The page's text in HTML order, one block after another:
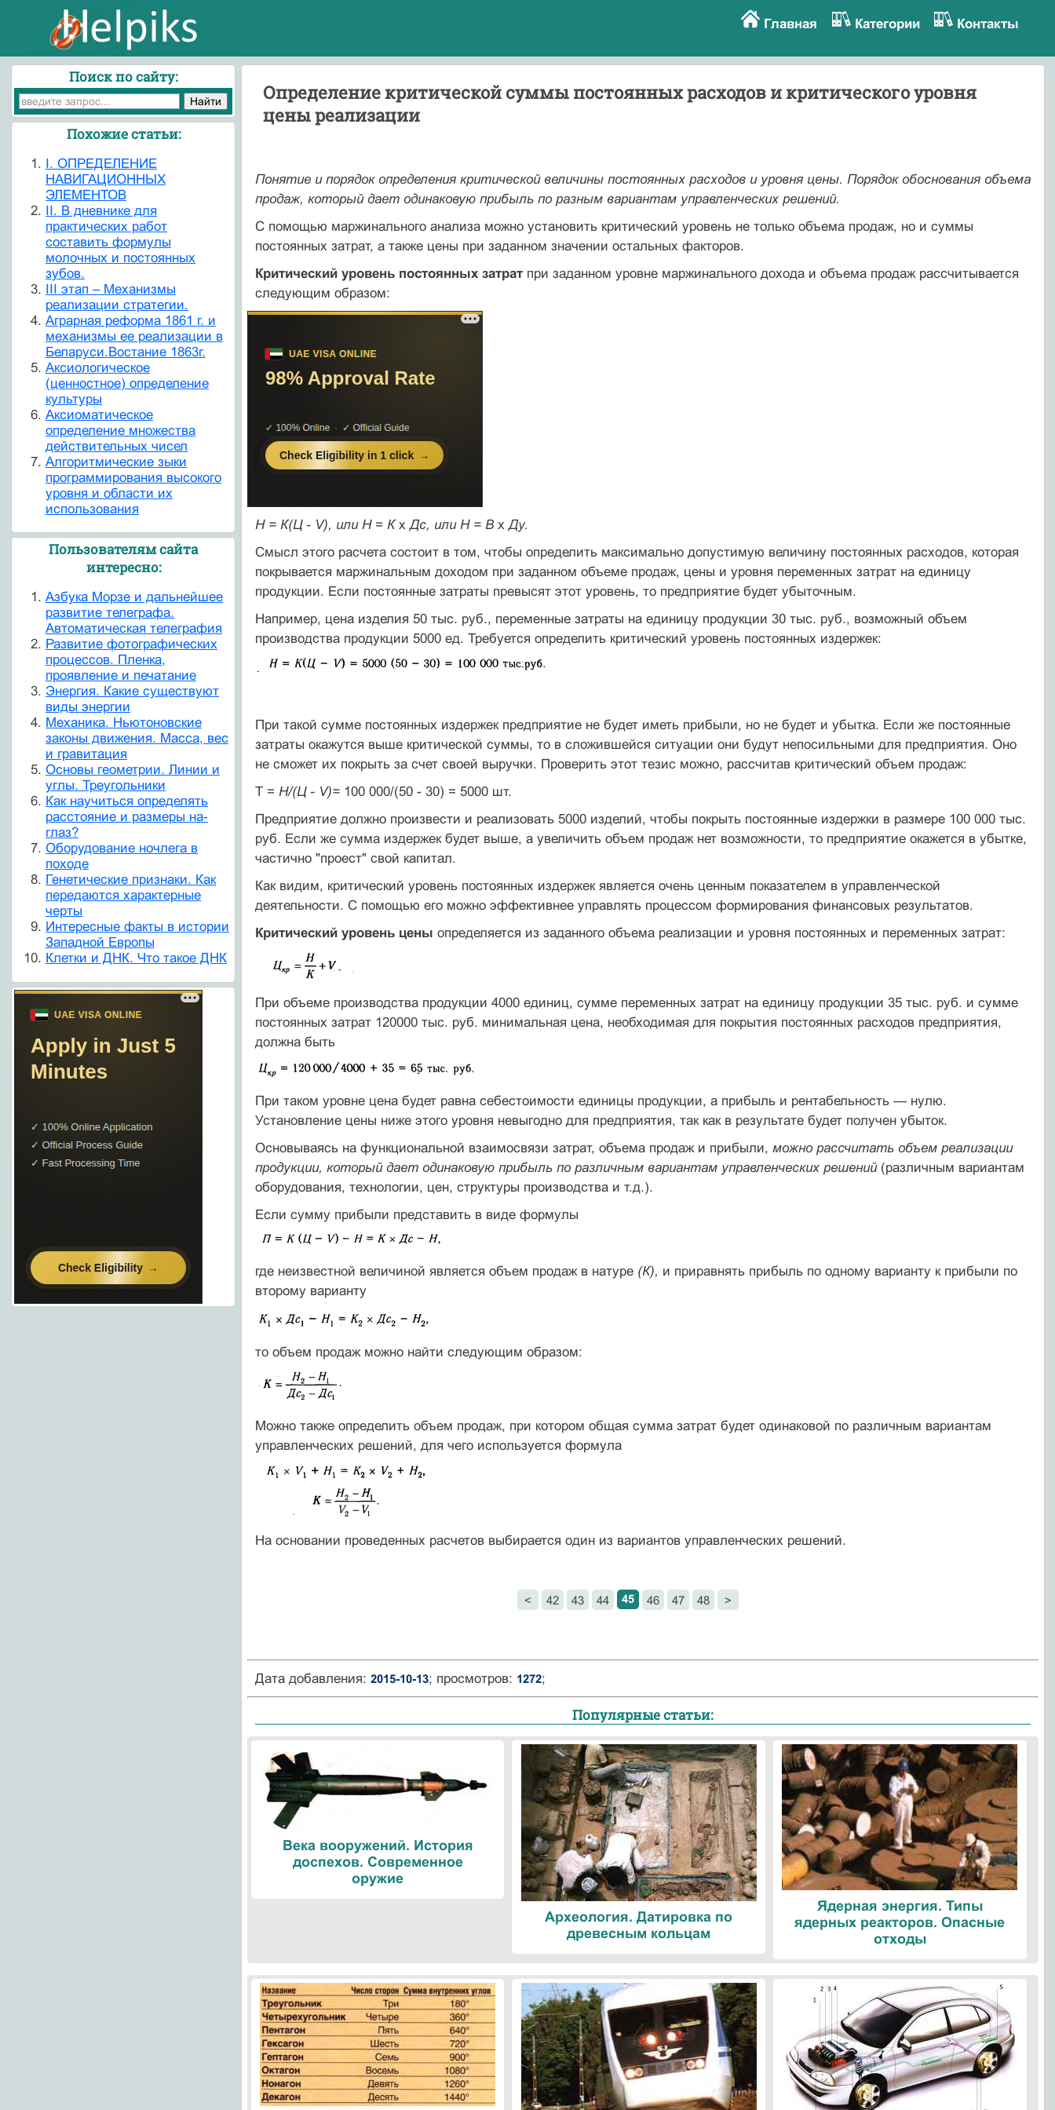
Главная Категории Контакты
Определение критической суммы постоянных расходов и критического уровня
цены реализации
Понятие и порядок определения критической величины постоянных расходов и уровня цены. Порядок обоснования объема
продаж, который дает одинаковую прибыль по разным вариантам управленческих решений.
С помощью маржинального анализа можно установить критический уровень не только объема продаж, но и суммы
постоянных затрат, а также цены при заданном значении остальных факторов.
Критический уровень постоянных затратпри заданном уровне маржинального дохода и объема продаж рассчитывается
следующим образом:
Н = К(Ц - V), или Н= Кх Дс, или Н = В хДу.
Смысл этого расчета состоит в том, чтобы определить максимально допустимую величину постоянных расходов, которая
покрывается маржинальным доходом при заданном объеме продаж, цены и уровня переменных затрат на единицу
продукции. Если постоянные затраты превысят этот уровень, то предприятие будет убыточным.
Например, цена изделия 50 тыс. руб., переменные затраты на единицу продукции 30 тыс. руб., возможный объем
производства продукции 5000 ед. Требуется определить критический уровень постоянных издержек:
При такой сумме постоянных издержек предприятие не будет иметь прибыли, но не будет и убытка. Если же постоянные
затраты окажутся выше критической суммы, то в сложившейся ситуации они будут непосильными для предприятия. Оно
не сможет их покрыть за счет своей выручки. Проверить этот тезис можно, рассчитав критический объем продаж:
Т = Н/(Ц - V)=100 000/(50 - 30) = 5000 шт.
Предприятие должно произвести и реализовать 5000 изделий, чтобы покрыть постоянные издержки в размере 100 000 тыс.
руб. Если же сумма издержек будет выше, а увеличить объем продаж нет возможности, то предприятие окажется в убытке,
частично "проест" свой капитал.
Как видим, критический уровень постоянных издержек является очень ценным показателем в управленческой
деятельности. С помощью его можно эффективнее управлять процессом формирования финансовых результатов.
Критический уровень цены определяется из заданного объема реализации и уровня постоянных и переменных затрат:
При объеме производства продукции 4000 единиц, сумме переменных затрат на единицу продукции 35 тыс. руб. и сумме
постоянных затрат 120000 тыс. руб. минимальная цена, необходимая для покрытия постоянных расходов предприятия,
должна быть
При таком уровне цена будет равна себестоимости единицы продукции, а прибыль и рентабельность — нулю.
Установление цены ниже этого уровня невыгодно для предприятия, так как в результате будет получен убыток.
Основываясь на функциональной взаимосвязи затрат, объема продаж и прибыли, можно рассчитать объем реализации
продукции, который дает одинаковую прибыль по различным вариантам управленческих решений(различным вариантам
оборудования, технологии, цен, структуры производства и т.д.).
Если сумму прибыли представить в виде формулы
где неизвестной величиной является объем продаж в натуре (К), и приравнять прибыль по одному варианту к прибыли по
второму варианту
то объем продаж можно найти следующим образом:
Можно также определить объем продаж, при котором общая сумма затрат будет одинаковой по различным вариантам
управленческих решений, для чего используется формула
На основании проведенных расчетов выбирается один из вариантов управленческих решений.
< 42 43 44 45 46 47 48 >
Дата добавления: 2015-10-13; просмотров: 1272;
Популярные статьи:
Века вооружений. История
доспехов. Современное
оружие
Археология. Датировка по
древесным кольцам
Ядерная энергия. Типы
ядерных реакторов. Опасные
отходы
Поиск по сайту:
Похожие статьи:
I. ОПРЕДЕЛЕНИЕ
НАВИГАЦИОННЫХ
ЭЛЕМЕНТОВ
II. В дневнике для
практических работ
составить формулы
молочных и постоянных
зубов.
III этап – Механизмы
реализации стратегии.
Аграрная реформа 1861 г. и
механизмы ее реализации в
Беларуси.Востание 1863г.
Аксиологическое
(ценностное) определение
культуры
Аксиоматическое
определение множества
действительных чисел
Алгоритмические зыки
программирования высокого
уровня и области их
использования
Пользователям сайта
интересно:
Азбука Морзе и дальнейшее
развитие телеграфа.
Автоматическая телеграфия
Развитие фотографических
процессов. Пленка,
проявление и печатание
Энергия. Какие существуют
виды энергии
Механика. Ньютоновские
законы движения. Масса, вес
и гравитация
Основы геометрии. Линии и
углы. Треугольники
Как научиться определять
расстояние и размеры на-
глаз?
Оборудование ночлега в
походе
Генетические признаки. Как
передаются характерные
черты
Интересные факты в истории
Западной Европы
Клетки и ДНК. Что такое ДНК